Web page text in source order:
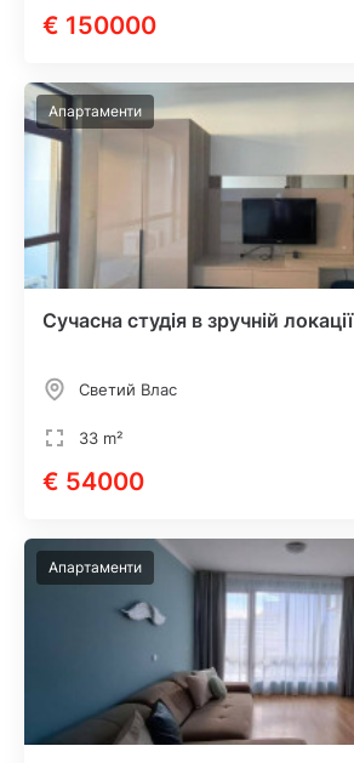
€ 150000
Апартаменти
Сучасна студія в зручній локації
Светий Влас
33 m²
€ 54000
Апартаменти